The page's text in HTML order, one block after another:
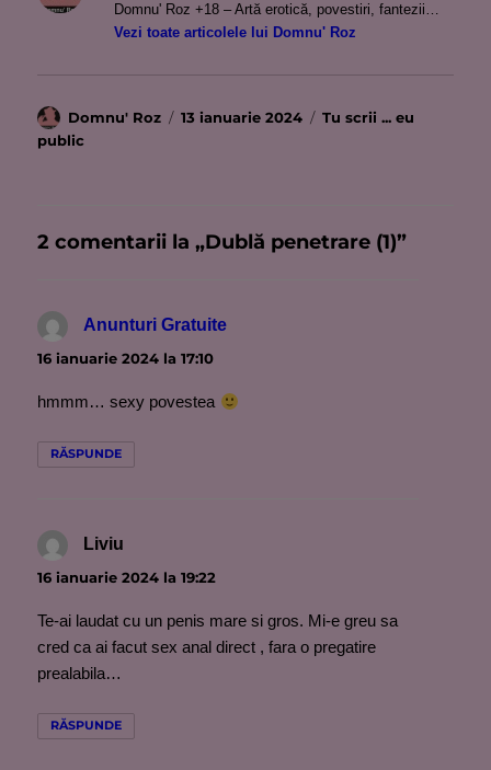
Domnu' Roz +18 – Artă erotică, povestiri, fantezii…
Vezi toate articolele lui Domnu' Roz
Autor
Domnu' Roz
Publicat
13 ianuarie 2024 Categorii
Tu scrii ... eu
public
2 comentarii la „Dublă penetrare (1)”
Anunturi Gratuite
16 ianuarie 2024 la 17:10
hmmm… sexy povestea
RĂSPUNDE
Liviu
16 ianuarie 2024 la 19:22
Te-ai laudat cu un penis mare si gros. Mi-e greu sa
cred ca ai facut sex anal direct , fara o pregatire
prealabila…
RĂSPUNDE